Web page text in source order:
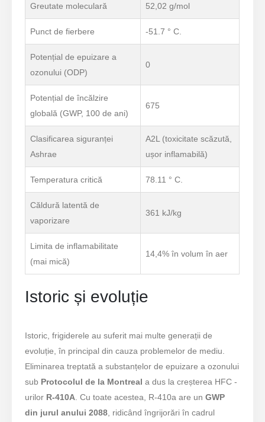
Greutate moleculară 52,02 g/mol
Punct de fierbere -51.7 ° C.
Potențial de epuizare a
ozonului (ODP)
0
Potențial de încălzire
globală (GWP, 100 de ani)
675
Clasificarea siguranței
Ashrae
A2L (toxicitate scăzută,
ușor inflamabilă)
Temperatura critică 78.11 ° C.
Căldură latentă de
vaporizare
361 kJ/kg
Limita de inflamabilitate
(mai mică)
14,4% în volum în aer
Istoric și evoluție
Istoric, frigiderele au suferit mai multe generații de
evoluție, în principal din cauza problemelor de mediu.
Eliminarea treptată a substanțelor de epuizare a ozonului
sub Protocolul de la Montreal a dus la creșterea HFC -
urilor R-410A . Cu toate acestea, R-410a are unGWP
din jurul anului 2088 , ridicând îngrijorări în cadrul